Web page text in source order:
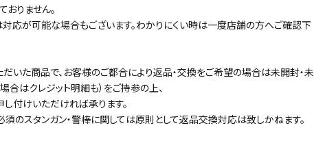
りません。
応が可能な場合もございます。わかりにくい時は一度店舗の方へご確認下
いた商品で、お客様のご都合により返品・交換をご希望の場合は未開封・未
合はクレジット明細も）をご持参の上、
付けいただければ承ります。
のスタンガン・警棒に関しては原則として返品交換対応は致しかねます。